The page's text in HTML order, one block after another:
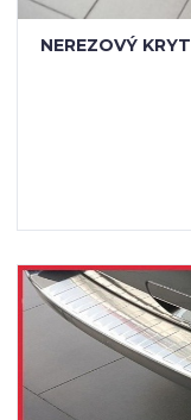
NEREZOVÝ